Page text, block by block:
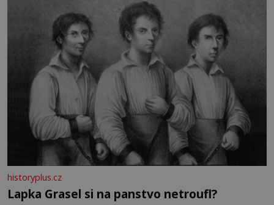
historyplus.cz
Lapka Grasel si na panstvo netroufl?